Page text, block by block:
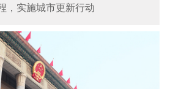
，实施城市更新行动